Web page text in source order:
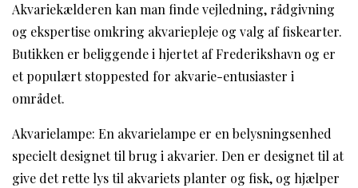
Akvariekælderen kan man finde vejledning, rådgivning
og ekspertise omkring akvariepleje og valg af fiskearter.
Butikken er beliggende i hjertet af Frederikshavn og er
et populært stoppested for akvarie-entusiaster i
området.
Akvarielampe: En akvarielampe er en belysningsenhed
specielt designet til brug i akvarier. Den er designet til at
give det rette lys til akvariets planter og fisk, og hjælper